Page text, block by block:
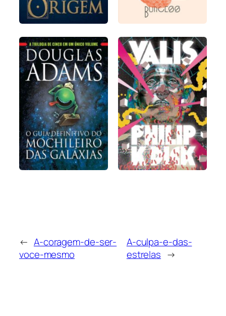
← A-coragem-de-ser-
voce-mesmo
A-culpa-e-das-
estrelas →